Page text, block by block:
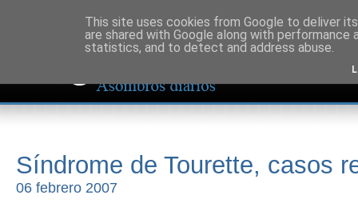
Síndrome de Tourette, casos
06 febrero 2007
This site uses cookies from Google to deliver
are shared with Google along with
statistics, and to detect and address abuse.